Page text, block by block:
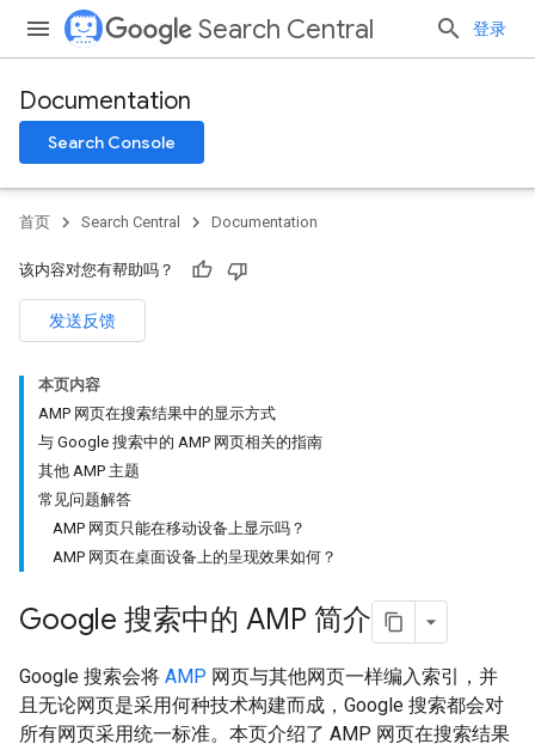
Search Central 登录
Documentation
Search Console
首页 Search Central Documentation
该内容对您有帮助吗？
发送反馈
本页内容
AMP 网页在搜索结果中的显示方式
与 Google 搜索中的 AMP 网页相关的指南
其他 AMP 主题
常见问题解答
AMP 网页只能在移动设备上显示吗？
AMP 网页在桌面设备上的呈现效果如何？
Google 搜索中的 AMP 简介
Google 搜索会将 AMP 网页与其他网页一样编入索引，并
且无论网页是采用何种技术构建而成，Google 搜索都会对
所有网页采用统一标准。本页介绍了 AMP 网页在搜索结果